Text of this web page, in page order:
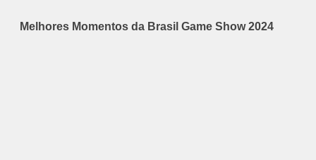
Melhores Momentos da Brasil Game Show 2024